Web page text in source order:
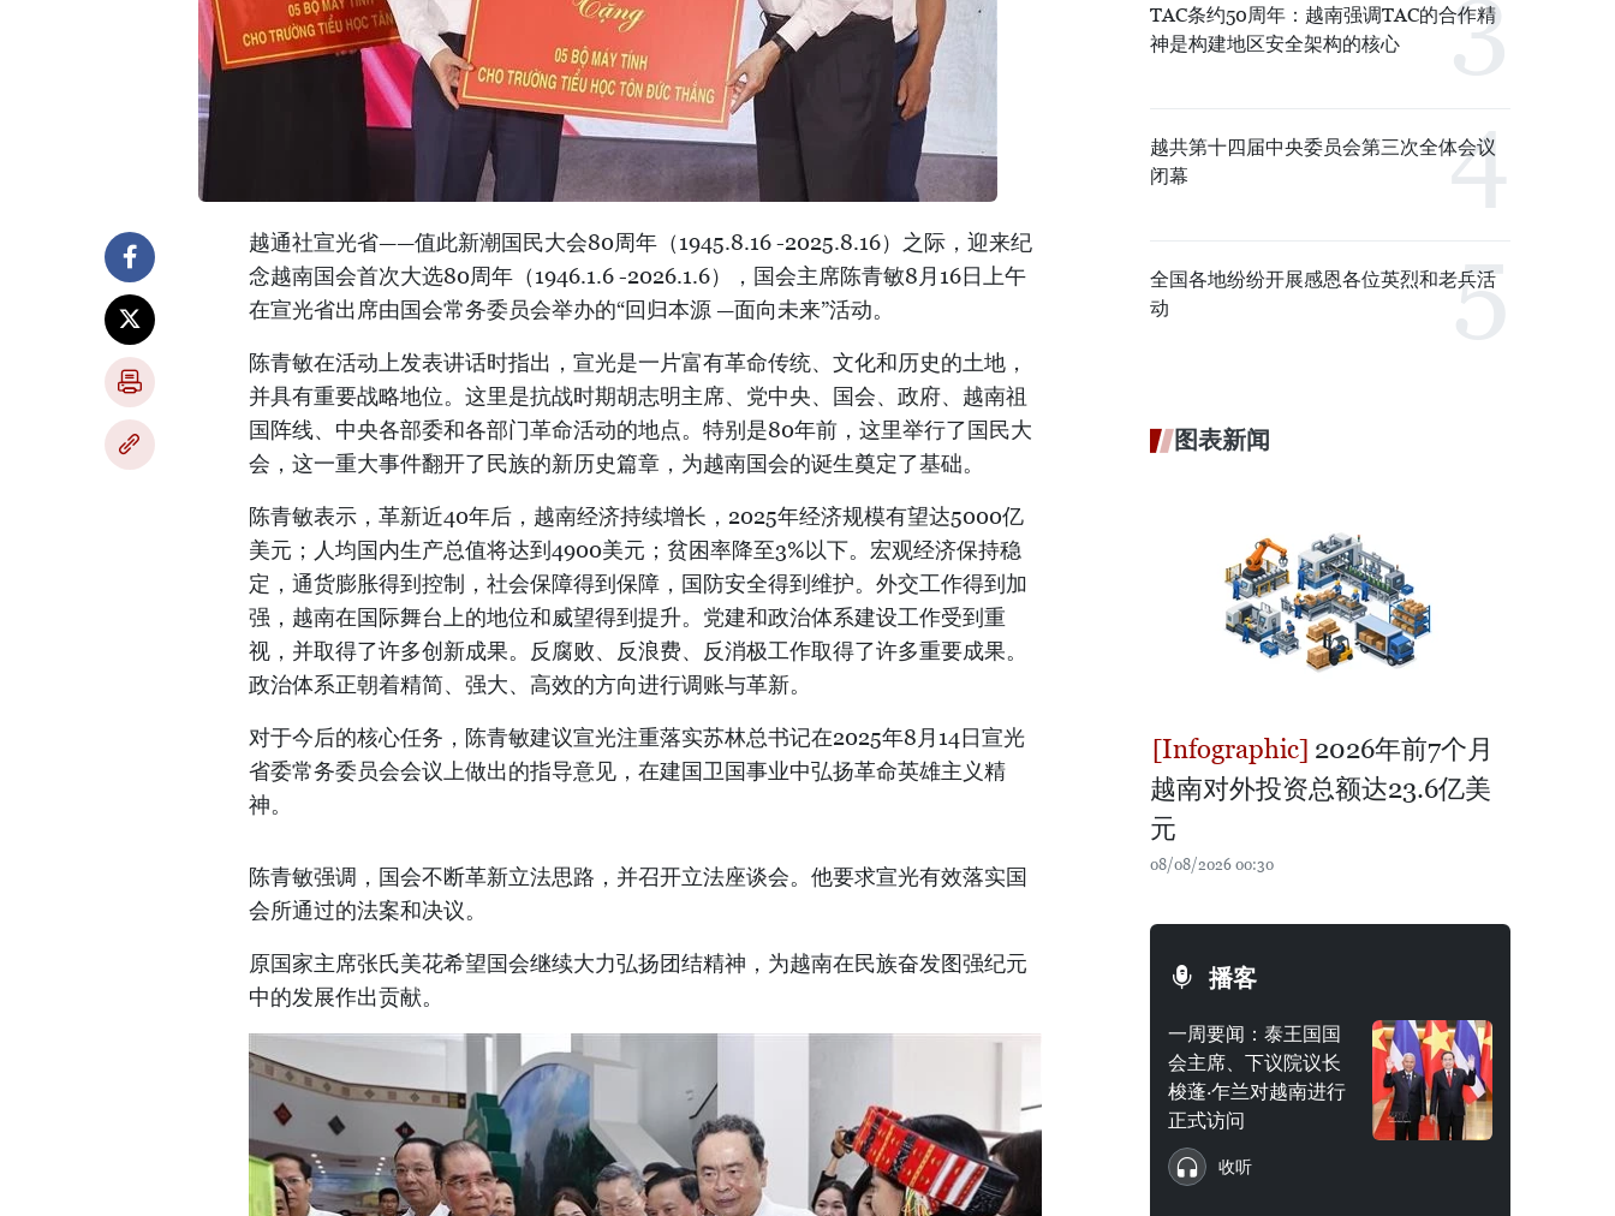
越通社宣光省——值此新潮国民大会80周年（1945.8.16 -2025.8.16）之际，迎来纪
念越南国会首次大选80周年（1946.1.6 -2026.1.6），国会主席陈青敏8月16日上午
在宣光省出席由国会常务委员会举办的“回归本源 —面向未来”活动。
陈青敏在活动上发表讲话时指出，宣光是一片富有革命传统、文化和历史的土地，
并具有重要战略地位。这里是抗战时期胡志明主席、党中央、国会、政府、越南祖
国阵线、中央各部委和各部门革命活动的地点。特别是80年前，这里举行了国民大
会，这一重大事件翻开了民族的新历史篇章，为越南国会的诞生奠定了基础。
陈青敏表示，革新近40年后，越南经济持续增长，2025年经济规模有望达5000亿
美元；人均国内生产总值将达到4900美元；贫困率降至3%以下。宏观经济保持稳
定，通货膨胀得到控制，社会保障得到保障，国防安全得到维护。外交工作得到加
强，越南在国际舞台上的地位和威望得到提升。党建和政治体系建设工作受到重
视，并取得了许多创新成果。反腐败、反浪费、反消极工作取得了许多重要成果。
政治体系正朝着精简、强大、高效的方向进行调账与革新。
对于今后的核心任务，陈青敏建议宣光注重落实苏林总书记在2025年8月14日宣光
省委常务委员会会议上做出的指导意见，在建国卫国事业中弘扬革命英雄主义精
神。
陈青敏强调，国会不断革新立法思路，并召开立法座谈会。他要求宣光有效落实国
会所通过的法案和决议。
原国家主席张氏美花希望国会继续大力弘扬团结精神，为越南在民族奋发图强纪元
中的发展作出贡献。
TAC条约50周年：越南强调TAC的合作精
神是构建地区安全架构的核心
越共第十四届中央委员会第三次全体会议
闭幕
全国各地纷纷开展感恩各位英烈和老兵活
动
图表新闻
2026年前7个月
越南对外投资总额达23.6亿美
元
08/08/2026 00:30
播客
一周要闻：泰王国国
会主席、下议院议长
梭蓬·乍兰对越南进行
正式访问
收听